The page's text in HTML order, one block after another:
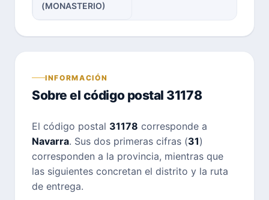
(MONASTERIO)
INFORMACIÓN
Sobre el código postal 31178
El código postal 31178 corresponde a
Navarra. Sus dos primeras cifras (31)
corresponden a la provincia, mientras que
las siguientes concretan el distrito y la ruta
de entrega.